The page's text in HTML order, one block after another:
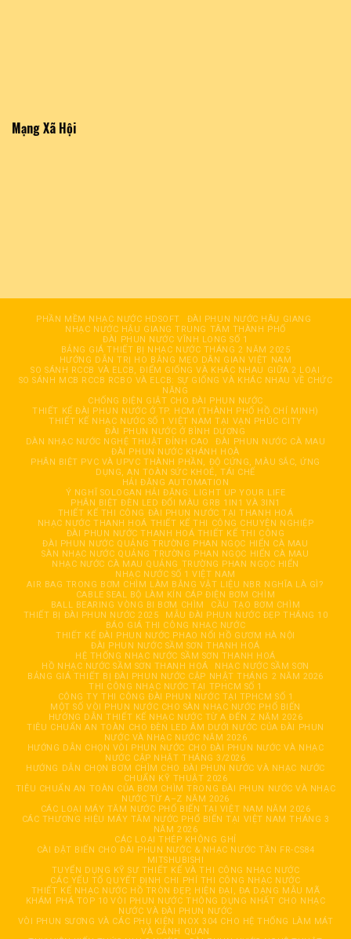
Mạng Xã Hội
PHẦN MỀM NHẠC NƯỚC HDSOFT
ĐÀI PHUN NƯỚC HÂỤ GIANG
NHẠC NƯỚC HẬU GIANG TRUNG TÂM THÀNH PHỐ
ĐÀI PHUN NƯỚC VĨNH LONG SỐ 1
BẢNG GIÁ THIẾT BỊ NHẠC NƯỚC THÁNG 2 NĂM 2025
HƯỚNG DẪN TRỊ HO BẰNG MẸO DÂN GIAN VIỆT NAM
SO SÁNH RCCB VÀ ELCB, ĐIỂM GIỐNG VÀ KHÁC NHAU GIỮA 2 LOẠI
SO SÁNH MCB RCCB RCBO VÀ ELCB: SỰ GIỐNG VÀ KHÁC NHAU VỀ CHỨC
NĂNG
CHỐNG ĐIỆN GIẬT CHO ĐÀI PHUN NƯỚC
THIẾT KẾ ĐÀI PHUN NƯỚC Ở TP. HCM (THÀNH PHỐ HỒ CHÍ MINH)
THIẾT KẾ NHẠC NƯỚC SỐ 1 VIỆT NAM TẠI VẠN PHÚC CITY
ĐÀI PHUN NƯỚC Ở BÌNH DƯƠNG
DÀN NHẠC NƯỚC NGHỆ THUẬT ĐỈNH CAO
ĐÀI PHUN NƯỚC CÀ MAU
ĐÀI PHUN NƯỚC KHÁNH HOÀ
PHÂN BIỆT PVC VÀ UPVC THÀNH PHẦN, ĐỘ CỨNG, MÀU SẮC, ỨNG
DỤNG, AN TOÀN SỨC KHOẺ, TÁI CHẾ
HẢI ĐĂNG AUTOMATION
Ý NGHĨ SOLOGAN HẢI ĐĂNG: LIGHT UP YOUR LIFE
PHÂN BIỆT ĐÈN LED ĐỔI MÀU GRB 1IN1 VÀ 3IN1
THIẾT KẾ THI CÔNG ĐÀI PHUN NƯỚC TẠI THANH HOÁ
NHẠC NƯỚC THANH HOÁ THIẾT KẾ THI CÔNG CHUYÊN NGHIỆP
ĐÀI PHUN NƯỚC THANH HOÁ THIẾT KẾ THI CÔNG
ĐÀI PHUN NƯỚC QUẢNG TRƯỜNG PHAN NGỌC HIỂN CÀ MAU
SÀN NHẠC NƯỚC QUẢNG TRƯỜNG PHAN NGỌC HIỂN CÀ MAU
NHẠC NƯỚC CÀ MAU QUẢNG TRƯỜNG PHAN NGỌC HIỂN
NHẠC NƯỚC SỐ 1 VIỆT NAM
AIR BAG TRONG BƠM CHÌM LÀM BẰNG VẬT LIỆU NBR NGHĨA LÀ GÌ?
CABLE SEAL BỘ LÀM KÍN CÁP ĐIỆN BƠM CHÌM
BALL BEARING VÒNG BI BƠM CHÌM
CẦU TẠO BƠM CHÌM
THIẾT BỊ ĐÀI PHUN NƯỚC 2025
MẪU ĐÀI PHUN NƯỚC ĐẸP THÁNG 10
BÁO GIÁ THI CÔNG NHẠC NƯỚC
THIẾT KẾ ĐÀI PHUN NƯỚC PHAO NỔI HỒ GƯƠM HÀ NỘI
ĐÀI PHUN NƯỚC SẦM SƠN THANH HOÁ
HỆ THỐNG NHẠC NƯỚC SẦM SƠN THANH HOÁ
HỒ NHẠC NƯỚC SẦM SƠN THANH HOÁ
NHẠC NƯỚC SẦM SƠN
BẢNG GIÁ THIẾT BỊ ĐÀI PHUN NƯỚC CẬP NHẬT THÁNG 2 NĂM 2026
THI CÔNG NHẠC NƯỚC TẠI TPHCM SỐ 1
CÔNG TY THI CÔNG ĐÀI PHUN NƯỚC TẠI TPHCM SỐ 1
MỘT SỐ VÒI PHUN NƯỚC CHO SÀN NHẠC NƯỚC PHỔ BIẾN
HƯỚNG DẪN THIẾT KẾ NHẠC NƯỚC TỪ A ĐẾN Z NĂM 2026
TIÊU CHUẨN AN TOÀN CHO ĐÈN LED ÂM DƯỚI NƯỚC CỦA ĐÀI PHUN
NƯỚC VÀ NHẠC NƯỚC NĂM 2026
HƯỚNG DẪN CHỌN VÒI PHUN NƯỚC CHO ĐÀI PHUN NƯỚC VÀ NHẠC
NƯỚC CẬP NHẬT THÁNG 3/2026
HƯỚNG DẪN CHỌN BƠM CHÌM CHO ĐÀI PHUN NƯỚC VÀ NHẠC NƯỚC
CHUẨN KỸ THUẬT 2026
TIÊU CHUẨN AN TOÀN CỦA BƠM CHÌM TRONG ĐÀI PHUN NƯỚC VÀ NHẠC
NƯỚC TỪ A–Z NĂM 2026
CÁC LOẠI MÁY TĂM NƯỚC PHỔ BIẾN TẠI VIỆT NAM NĂM 2026
CÁC THƯƠNG HIỆU MÁY TĂM NƯỚC PHỔ BIẾN TẠI VIỆT NAM THÁNG 3
NĂM 2026
CÁC LOẠI THÉP KHÔNG GHỈ
CÀI ĐẶT BIẾN CHO ĐÀI PHUN NƯỚC & NHẠC NƯỚC TẦN FR-CS84
MITSHUBISHI
TUYỂN DỤNG KỸ SƯ THIẾT KẾ VÀ THI CÔNG NHẠC NƯỚC
CÁC YẾU TỐ QUYẾT ĐỊNH CHI PHÍ THI CÔNG NHẠC NƯỚC
THIẾT KẾ NHẠC NƯỚC HỒ TRÒN ĐẸP, HIỆN ĐẠI, ĐA DẠNG MẪU MÃ
KHÁM PHÁ TOP 10 VÒI PHUN NƯỚC THÔNG DỤNG NHẤT CHO NHẠC
NƯỚC VÀ ĐÀI PHUN NƯỚC
VÒI PHUN SƯƠNG VÀ CÁC PHỤ KIỆN INOX 304 CHO HỆ THỐNG LÀM MÁT
VÀ CẢNH QUAN